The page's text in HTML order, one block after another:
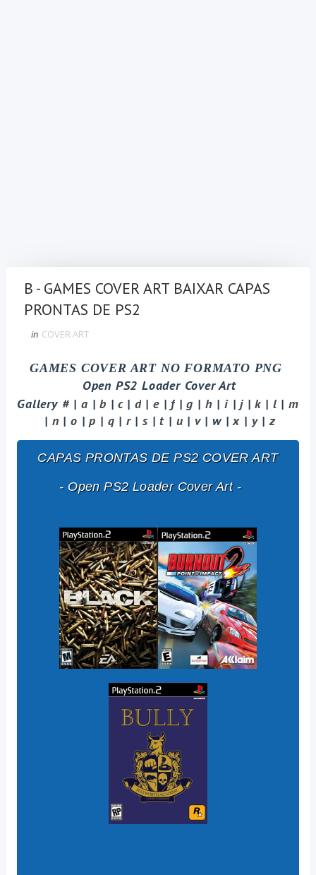
B - GAMES COVER ART BAIXAR CAPAS
PRONTAS DE PS2
in COVER ART
GAMES COVER ART NO FORMATO PNG
Open PS2 Loader Cover Art
Gallery # | a | b | c | d | e | f | g | h | i | j | k | l | m
| n | o | p | q | r | s | t | u | v | w | x | y | z
CAPAS PRONTAS DE PS2 COVER ART
- Open PS2 Loader Cover Art -